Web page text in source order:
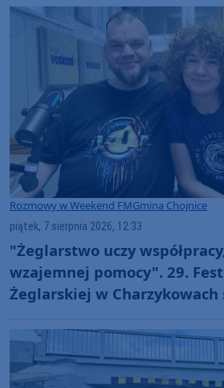
Rozmowy w Weekend FMGmina Chojnice
piątek, 7 sierpnia 2026, 12:33
"Żeglarstwo uczy
wzajemnej pomocy". 29.
Żeglarskiej w
(ROZMOWA)